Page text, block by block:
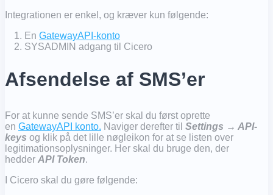
Integrationen er enkel, og kræver kun følgende:
En GatewayAPI-konto
SYSADMIN adgang til Cicero
Afsendelse af SMS’er
For at kunne sende SMS’er skal du først oprette
en GatewayAPI konto. Naviger derefter til Settings → API-
keys og klik på det lille nøgleikon for at se listen over
legitimationsoplysninger. Her skal du bruge den, der
hedder API Token.
I Cicero skal du gøre følgende: